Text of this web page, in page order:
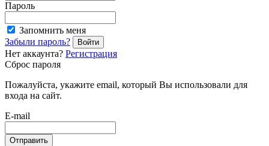
Пароль
Запомнить меня
Забыли пароль?
Войти
Нет аккаунта? Регистрация
Сброс пароля
Пожалуйста, укажите email, который Вы использовали для
входа на сайт.
E-mail
Отправить